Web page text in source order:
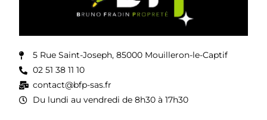
5 Rue Saint-Joseph, 85000 Mouilleron-le-Captif
02 51 38 11 10
contact@bfp-sas.fr
Du lundi au vendredi de 8h30 à 17h30